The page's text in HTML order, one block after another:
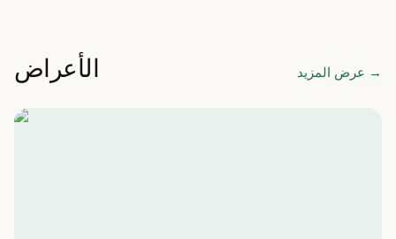
الأعراض عرض المزيد →